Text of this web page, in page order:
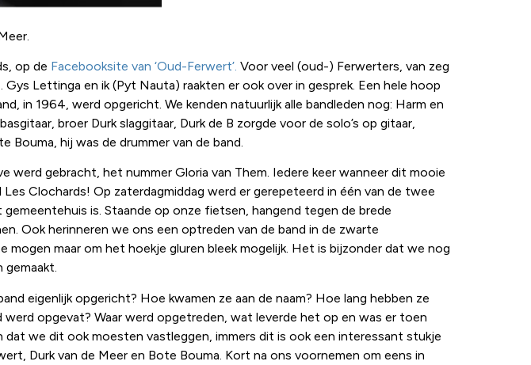
op de Facebooksite van ‘Oud-Ferwert’. Voor veel (oud-) Ferwerters, van zeg
Lettinga en ik (Pyt Nauta) raakten er ook over in gesprek. Een hele hoop
in 1964, werd opgericht. We kenden natuurlijk alle bandleden nog: Harm en
broer Durk slaggitaar, Durk de B zorgde voor de solo’s op gitaar,
Bouma, hij was de drummer van de band.
gebracht, het nummer Gloria van Them. Iedere keer wanneer dit mooie
Clochards! Op zaterdagmiddag werd er gerepeteerd in één van de twee
is. Staande op onze fietsen, hangend tegen de brede
Ook herinneren we ons een optreden van de band in de zwarte
maar om het hoekje gluren bleek mogelijk. Het is bijzonder dat we nog
gemaakt.
eigenlijk opgericht? Hoe kwamen ze aan de naam? Hoe lang hebben ze
opgevat? Waar werd opgetreden, wat leverde het op en was er toen
we dit ook moesten vastleggen, immers dit is ook een interessant stukje
Durk van de Meer en Bote Bouma. Kort na ons voornemen om eens in